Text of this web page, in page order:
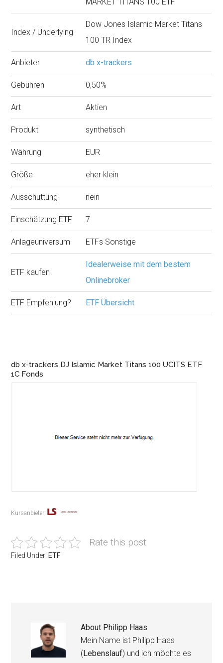
Index / Underlying
Dow Jones Islamic Market Titans
100 TR Index
Anbieter db x-trackers
Gebühren 0,50%
Art Aktien
Produkt synthetisch
Währung EUR
Größe eher klein
Ausschüttung nein
Einschätzung ETF 7
Anlageuniversum ETFs Sonstige
ETF kaufen
Idealerweise mit dem bestem
Onlinebroker
ETF Empfehlung? ETF Übersicht
db x-trackers DJ Islamic Market Titans 100 UCITS ETF
1C Fonds
Kursanbieter:
Rate this post
Filed Under: ETF
About Philipp Haas
Mein Name ist Philipp Haas
(Lebenslauf) und ich möchte es